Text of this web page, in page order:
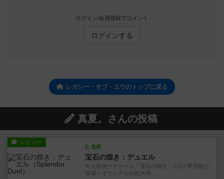
ログイン/会員登録でコメント
ログインする
レガシー・オブ・ユウのトップに戻る
真夏。さんの投稿
レビュー
充実
宝石の煌き：デュエル
大人気ボードゲーム「宝石の煌き」の2人専用版が
登場！オリジナルの拡大再...